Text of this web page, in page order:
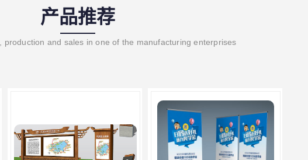
产品推荐
production and sales in one of the manufacturing enterprises